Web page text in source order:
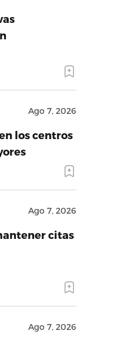
Ago 7, 2026
los centros
Ago 7, 2026
citas
Ago 7, 2026